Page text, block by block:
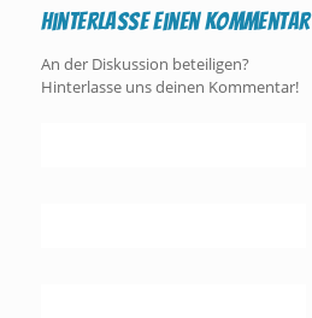
Hinterlasse einen Kommentar
An der Diskussion beteiligen?
Hinterlasse uns deinen Kommentar!